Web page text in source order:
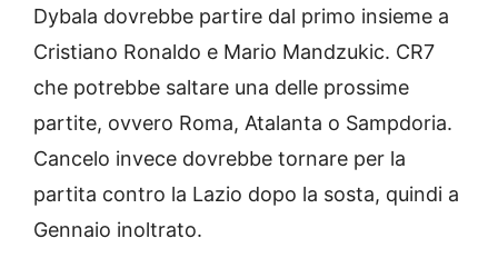
Dybala dovrebbe partire dal primo insieme a
Cristiano Ronaldo e Mario Mandzukic. CR7
che potrebbe saltare una delle prossime
partite, ovvero Roma, Atalanta o Sampdoria.
Cancelo invece dovrebbe tornare per la
partita contro la Lazio dopo la sosta, quindi a
Gennaio inoltrato.